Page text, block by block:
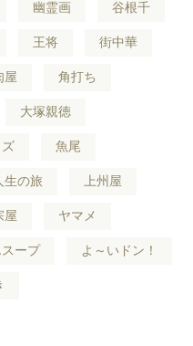
幽霊画 谷根千
王将 街中華
屋 角打ち
大塚親徳
魚尾
生の旅 上州屋
屋 ヤマメ
ープ よ～いドン！